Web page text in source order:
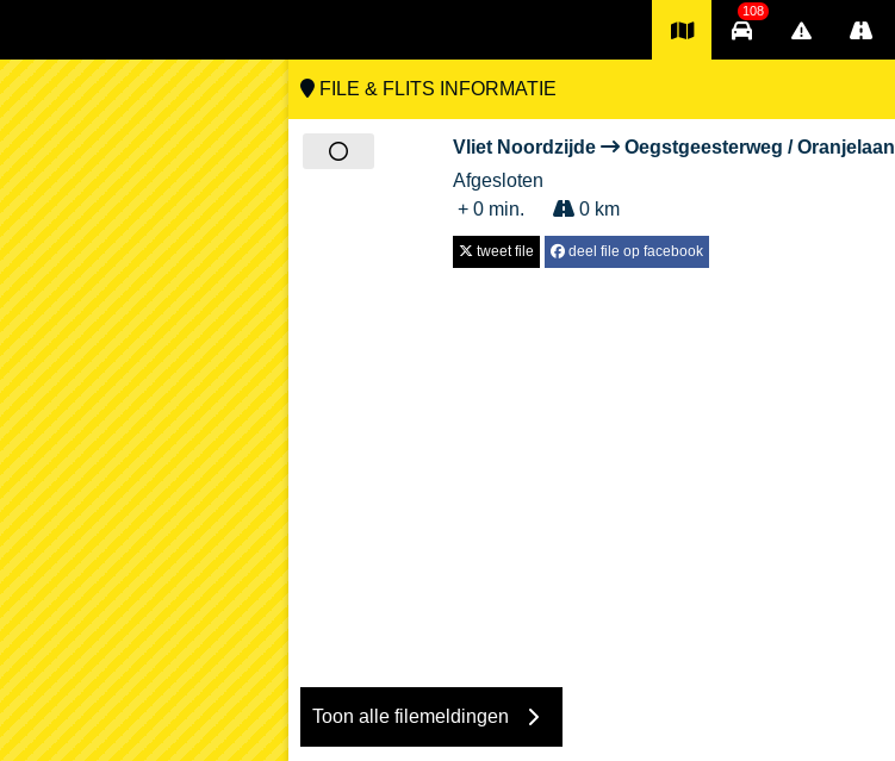
108
FILE & FLITS INFORMATIE
Vliet Noordzijde
Oegstgeesterweg / Oranjelaan
Afgesloten
+ 0 min.
0 km
tweet file deel file op facebook
Toon alle filemeldingen